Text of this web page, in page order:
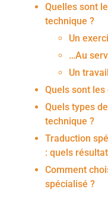
Quelles sont
technique ?
Un
…Au
Un
Quels sont
Quels types
technique ?
Traduction
: quels
Comment
spécialisé ?